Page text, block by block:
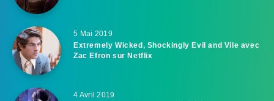
5 Mai 2019
Extremely Wicked, Shockingly Evil and Vile avec
Zac Efron sur Netflix
4 Avril 2019